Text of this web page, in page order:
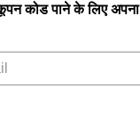
कोड पाने के लिए